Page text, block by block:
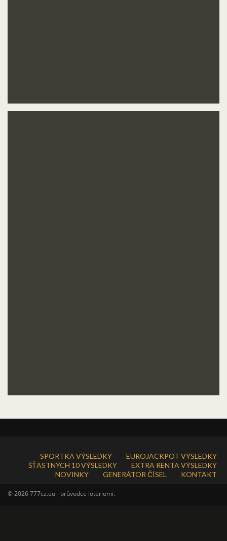
SPORTKA VÝSLEDKY
EUROJACKPOT VÝSLEDKY
ŠŤASTNÝCH 10 VÝSLEDKY
EXTRA RENTA VÝSLEDKY
NOVINKY
GENERÁTOR ČÍSEL KONTAKT
© 2026 777cz.eu - průvodce loteriemi.